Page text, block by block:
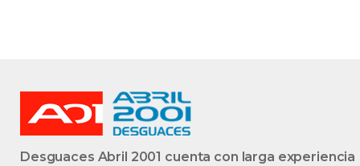
Desguaces Abril 2001 cuenta con larga experiencia